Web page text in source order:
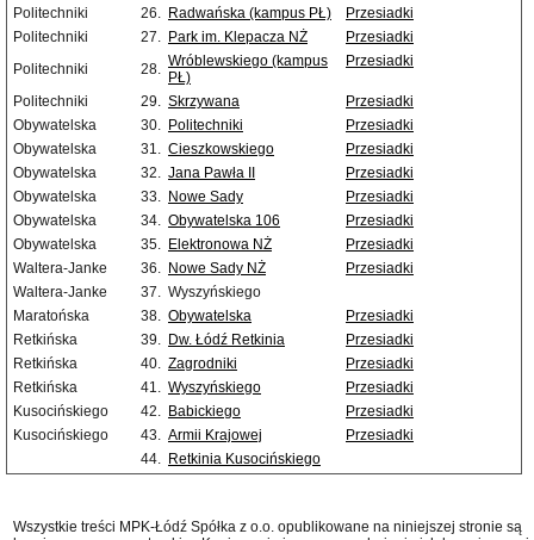
Politechniki
26. Radwańska (kampus PŁ)
Przesiadki
Politechniki
27. Park im. Klepacza NŻ
Przesiadki
Politechniki
28. Wróblewskiego (kampus
PŁ)
Przesiadki
Politechniki 29. Skrzywana
Przesiadki
Obywatelska
30. Politechniki
Przesiadki
Obywatelska
31. Cieszkowskiego
Przesiadki
Obywatelska
32. Jana Pawła II
Przesiadki
Obywatelska
33. Nowe Sady
Przesiadki
Obywatelska
34. Obywatelska 106
Przesiadki
Obywatelska
35. Elektronowa NŻ
Przesiadki
Waltera-Janke
36. Nowe Sady NŻ
Przesiadki
Waltera-Janke
37. Wyszyńskiego
Maratońska
38. Obywatelska
Przesiadki
Retkińska
39. Dw. Łódź Retkinia
Przesiadki
Retkińska
40. Zagrodniki
Przesiadki
Retkińska
41. Wyszyńskiego
Przesiadki
Kusocińskiego
42. Babickiego
Przesiadki
Kusocińskiego
43. Armii Krajowej
Przesiadki
44. Retkinia Kusocińskiego
Wszystkie treści MPK-Łódź Spółka z o.o. opublikowane na niniejszej stronie są